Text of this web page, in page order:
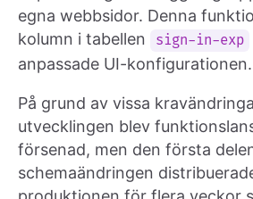
egna webbsidor. Denna
kolumn i tabellen
sign-in-exp
anpassade UI-konfigurationen.
På grund av vissa
utvecklingen blev
försenad, men den första
schemaändringen